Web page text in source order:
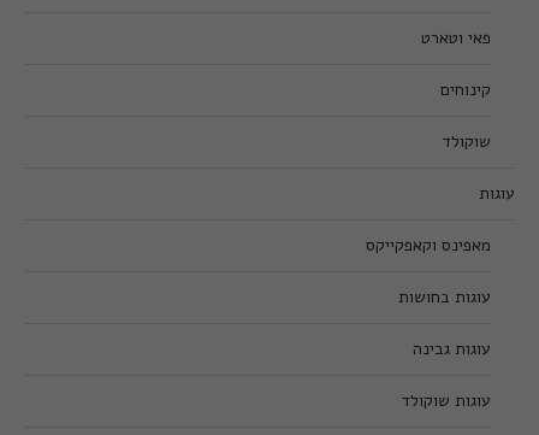
פאי וטארט
קינוחים
שוקולד
עוגות
מאפינס וקאפקייקס
עוגות בחושות
עוגות גבינה
עוגות שוקולד